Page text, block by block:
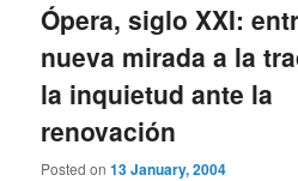
Ópera, siglo XXI:
nueva mirada a la
la inquietud ante la
renovación
Posted on13 January, 2004